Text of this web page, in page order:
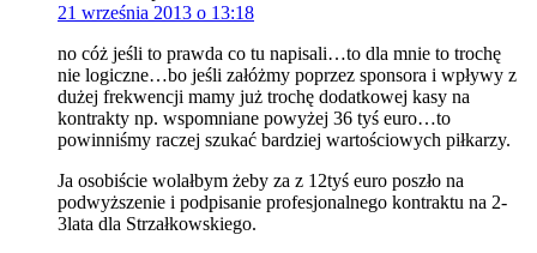
21 września 2013 o 13:18
no cóż jeśli to prawda co tu napisali…to dla mnie to trochę
nie logiczne…bo jeśli załóżmy poprzez sponsora i wpływy z
dużej frekwencji mamy już trochę dodatkowej kasy na
kontrakty np. wspomniane powyżej 36 tyś euro…to
powinniśmy raczej szukać bardziej wartościowych piłkarzy.
Ja osobiście wolałbym żeby za z 12tyś euro poszło na
podwyższenie i podpisanie profesjonalnego kontraktu na 2-
3lata dla Strzałkowskiego.